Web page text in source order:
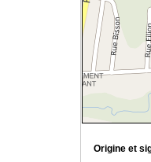
Origine et